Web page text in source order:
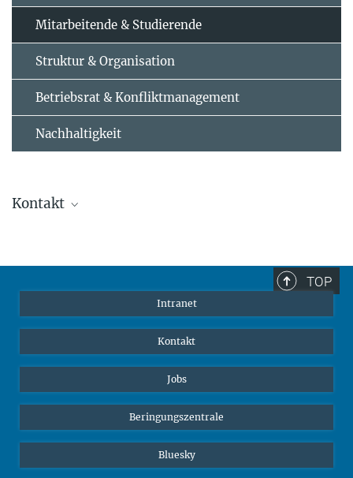
Mitarbeitende & Studierende
Struktur & Organisation
Betriebsrat & Konfliktmanagement
Nachhaltigkeit
Kontakt
TOP
Intranet
Kontakt
Jobs
Beringungszentrale
Bluesky